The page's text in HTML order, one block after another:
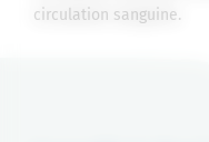
circulation sanguine.